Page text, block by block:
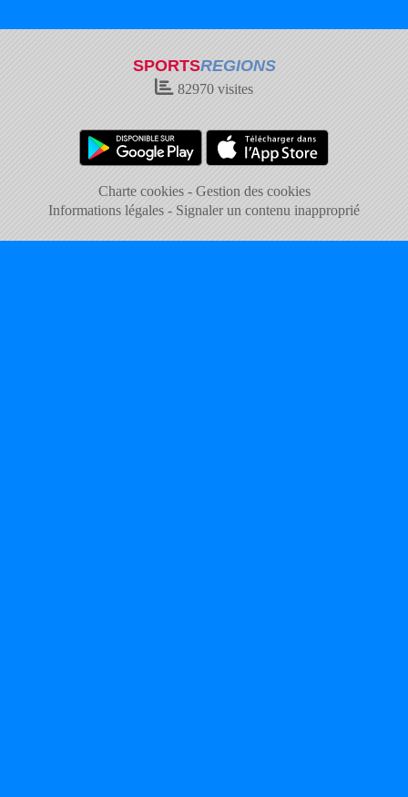
SPORTSREGIONS
82970 visites
Charte cookies
Gestion des cookies
Informations légales
Signaler un contenu inapproprié